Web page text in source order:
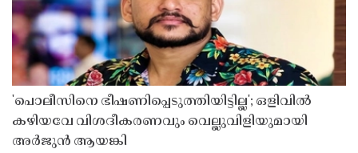
'പൊലീസിനെ ഭീഷണിപ്പെടുത്തിയിട്ടില്ല'; ഒളിവിൽ
കഴിയവേ വിശദീകരണവും വെല്ലുവിളിയുമായി
അർജുൻ ആയങ്കി